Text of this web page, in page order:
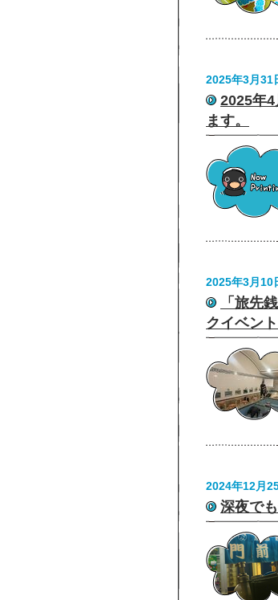
2025年3月31
2025年
ます。
2025年3月10
「旅先
クイベン
2024年12月
深夜で